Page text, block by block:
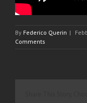
By Federico Querin |
Comments